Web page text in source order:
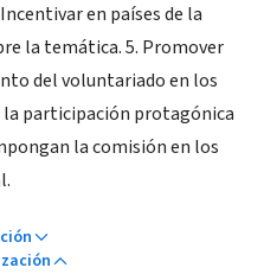
en países de la
la temática. 5. Promover
del voluntariado en los
la participación protagónica
la comisión en los